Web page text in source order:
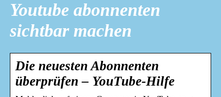
Youtube abonnenten
sichtbar machen
Die neuesten Abonnenten
überprüfen – YouTube-Hilfe